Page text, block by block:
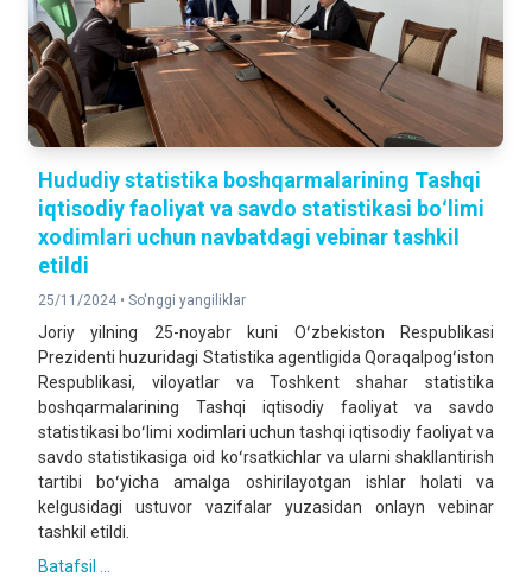
Hududiy statistika boshqarmalarining Tashqi
iqtisodiy faoliyat va savdo statistikasi boʻlimi
xodimlari uchun navbatdagi vebinar tashkil
etildi
25/11/2024 • So'nggi yangiliklar
Joriy yilning 25-noyabr kuni Oʻzbekiston Respublikasi
Prezidenti huzuridagi Statistika agentligida Qoraqalpogʻiston
Respublikasi, viloyatlar va Toshkent shahar statistika
boshqarmalarining Tashqi iqtisodiy faoliyat va savdo
statistikasi boʻlimi xodimlari uchun tashqi iqtisodiy faoliyat va
savdo statistikasiga oid koʻrsatkichlar va ularni shakllantirish
tartibi boʻyicha amalga oshirilayotgan ishlar holati va
kelgusidagi ustuvor vazifalar yuzasidan onlayn vebinar
tashkil etildi.
Batafsil ...